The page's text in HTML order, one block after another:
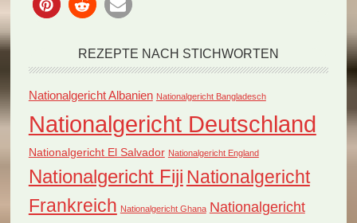
REZEPTE NACH STICHWORTEN
Nationalgericht Albanien Nationalgericht Bangladesch
Nationalgericht Deutschland
Nationalgericht El Salvador Nationalgericht England
Nationalgericht Fiji Nationalgericht
Frankreich Nationalgericht Ghana Nationalgericht